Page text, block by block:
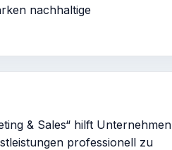
nachhaltige
& Sales“ hilft Unternehmen
professionell zu